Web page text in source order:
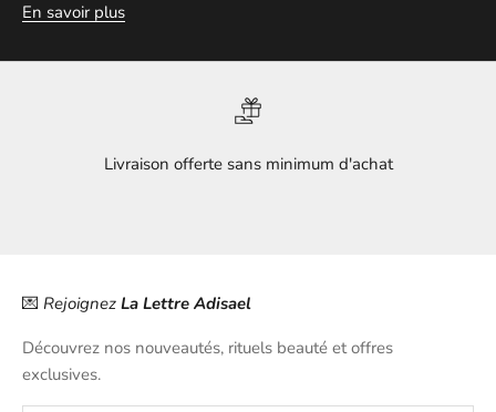
En savoir plus
Livraison offerte sans minimum d'achat
💌 Rejoignez La Lettre Adisael
Découvrez nos nouveautés, rituels beauté et offres
exclusives.